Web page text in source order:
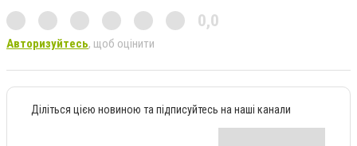
0,0
Авторизуйтесь, щоб оцінити
Діліться цією новиною та підписуйтесь на наші канали